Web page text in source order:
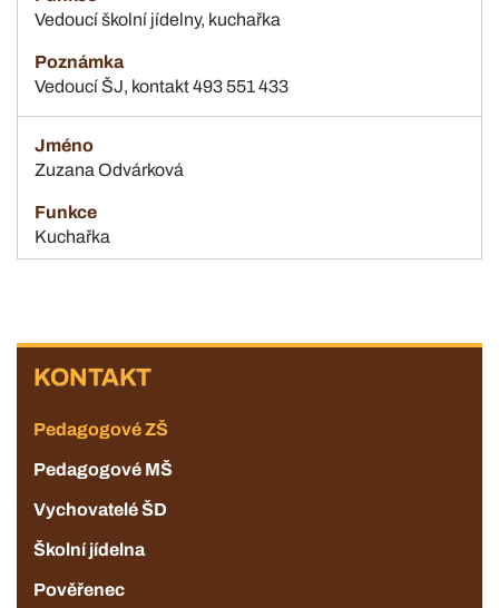
KONTAKT
Pedagogové ZŠ
Pedagogové MŠ
Vychovatelé ŠD
Školní jídelna
Pověřenec
Vedoucí školní jídelny, kuchařka
Vedoucí ŠJ, kontakt 493 551 433
Zuzana Odvárková
Kuchařka